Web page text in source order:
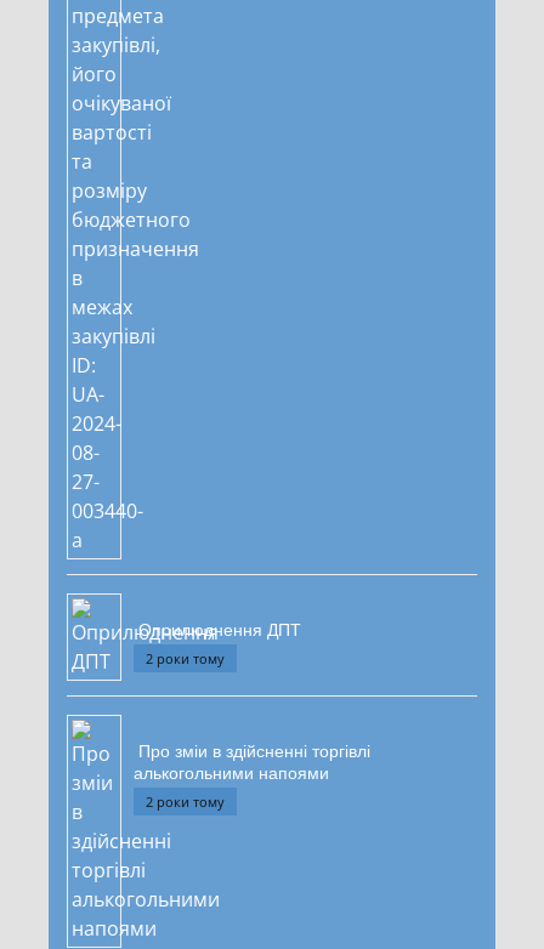
Оприлюднення ДПТ
2 роки тому
Про зміи в здійсненні торгівлі
алькогольними напоями
2 роки тому